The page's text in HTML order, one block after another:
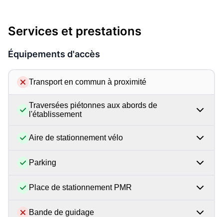
Services et prestations
Équipements d'accès
Transport en commun à proximité
Traversées piétonnes aux abords de
l'établissement
Aire de stationnement vélo
Parking
Place de stationnement PMR
Bande de guidage